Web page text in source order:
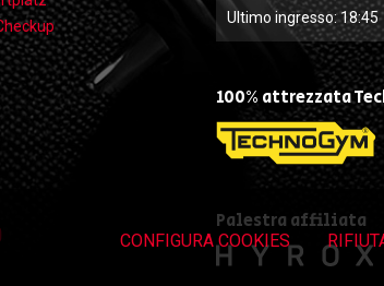
Ultimo ingresso: 18:45
100% attrezzata
Palestra affiliata
CONFIGURA COOKIES